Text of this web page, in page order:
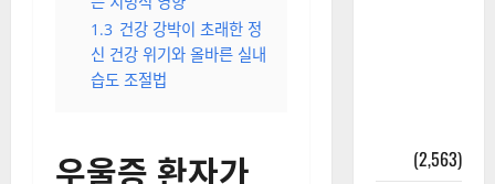
1.3 건강 강박이 초래한 정
신 건강 위기와 올바른 실내
습도 조절법
우울증 환자가
(2,563)